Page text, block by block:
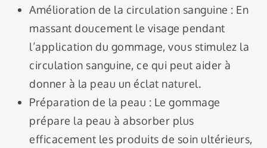
Amélioration de la circulation sanguine : En
massant doucement le visage pendant
l’application du gommage, vous stimulez la
circulation sanguine, ce qui peut aider à
donner à la peau un éclat naturel.
Préparation de la peau : Le gommage
prépare la peau à absorber plus
efficacement les produits de soin ultérieurs,